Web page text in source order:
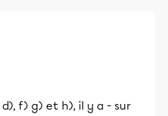
f) g) et h), il y a - sur